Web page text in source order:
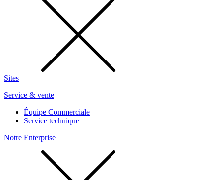
Sites
Service & vente
Équipe Commerciale
Service technique
Notre Enterprise